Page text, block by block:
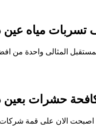
مياه عين دار
المثالى واحدة من
حشرات بعين دار
اصبحت الان على قمة